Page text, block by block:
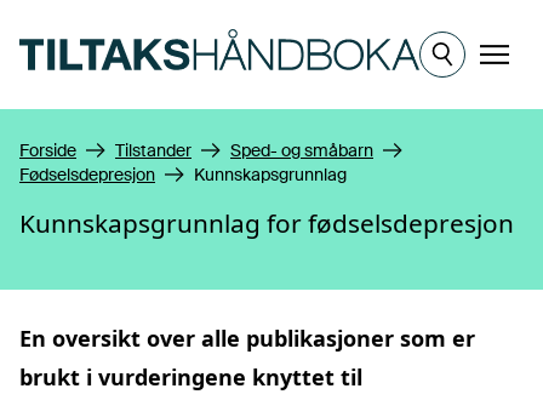
Meny
Forside Tilstander
Sped- og småbarn
Fødselsdepresjon
Kunnskapsgrunnlag
Kunnskapsgrunnlag for fødselsdepresjon
En oversikt over alle publikasjoner som er
brukt i vurderingene knyttet til